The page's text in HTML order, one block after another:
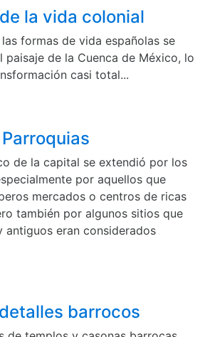
la vida colonial
formas de vida españolas se
paisaje de la Cuenca de México, lo
casi total...
de la capital se extendió por los
por aquellos que
mercados o centros de ricas
también por algunos sitios que
antiguos eran considerados
barrocos